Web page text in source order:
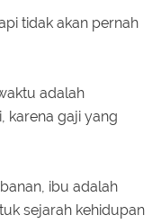
tidak akan pernah
adalah
karena gaji yang
ibu adalah
sejarah kehidupan